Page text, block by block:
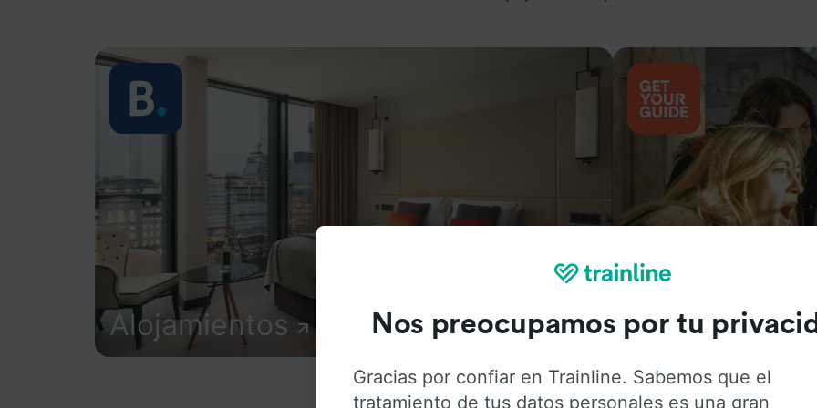
Alojamientos Actividades
Nos preocupamos por tu
Gracias por confiar en Trainline. Sabemos que el
tratamiento de tus datos personales es una gran